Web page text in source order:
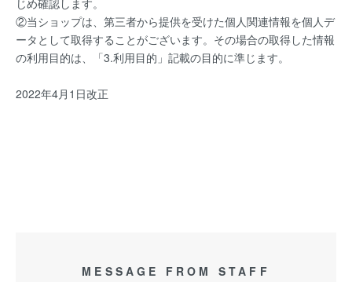
じめ確認します。
②当ショップは、第三者から提供を受けた個人関連情報を個人デ
ータとして取得することがございます。その場合の取得した情報
の利用目的は、「3.利用目的」記載の目的に準じます。
2022年4月1日改正
MESSAGE FROM STAFF